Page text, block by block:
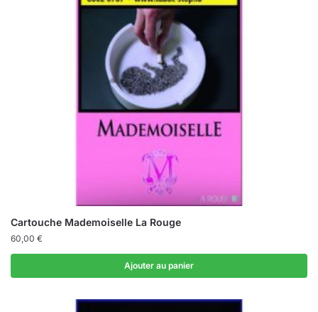
Cartouche Mademoiselle La Rouge
60,00 €
Ajouter au panier